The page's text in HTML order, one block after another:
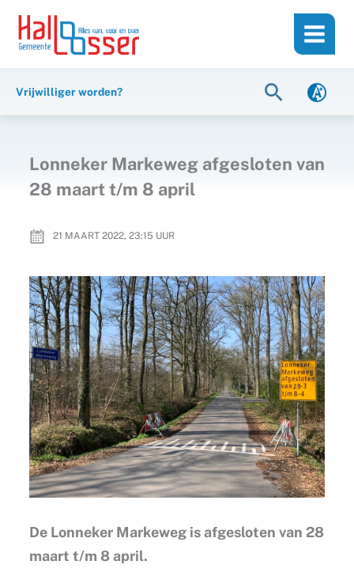
inhoud
naar
Vrijwilliger worden? Zoeken
Lonneker Markeweg afgesloten van
28 maart t/m 8 april
21 MAART 2022, 23:15 UUR
De Lonneker Markeweg is afgesloten van 28
maart t/m 8 april.